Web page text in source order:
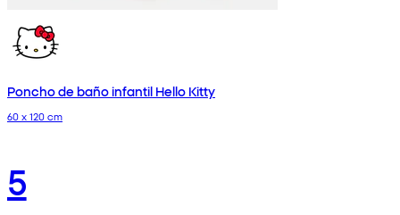
Poncho de baño infantil Hello Kitty
60 x 120 cm
5